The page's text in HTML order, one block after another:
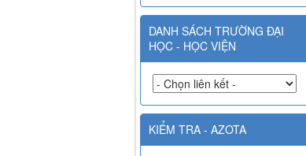
DANH SÁCH TRƯỜNG ĐẠI
HỌC - HỌC VIỆN
KIỂM TRA - AZOTA